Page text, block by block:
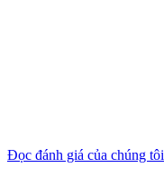
Đọc đánh giá của chúng tôi